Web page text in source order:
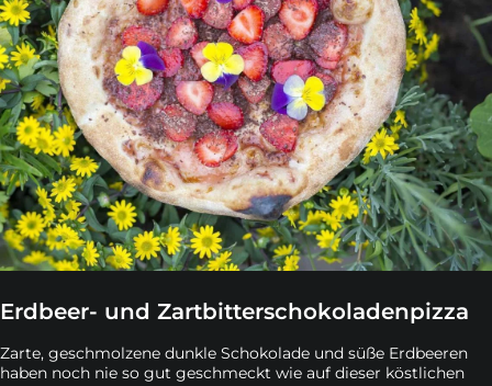
Erdbeer- und Zartbitterschokoladenpizza
Zarte, geschmolzene dunkle Schokolade und süße Erdbeeren
haben noch nie so gut geschmeckt wie auf dieser köstlichen